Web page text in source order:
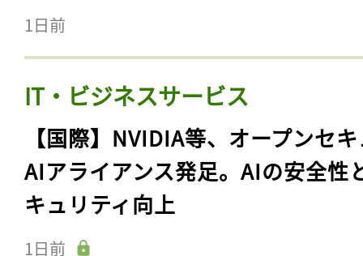
1日前
IT・ビジネスサービス
【国際】NVIDIA等、オープンセ
AIアライアンス発足。AIの安全性
キュリティ向上
1日前